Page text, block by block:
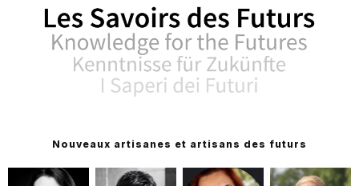
Nouveaux artisanes et artisans des futurs